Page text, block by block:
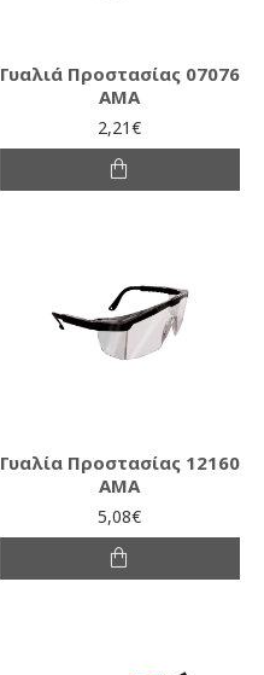
Γυαλιά Προστασίας 07076
ΑΜΑ
2,21€
Γυαλία Προστασίας 12160
AMA
5,08€